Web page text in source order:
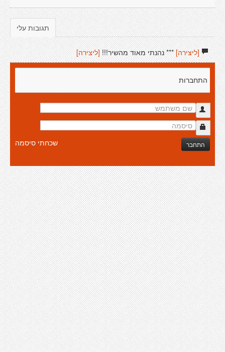
תגובות עלי
[ליצירה]*** נהנתי מאוד מהשיר!!! [ליצירה]
התחברות
התחבר שכחתי סיסמה